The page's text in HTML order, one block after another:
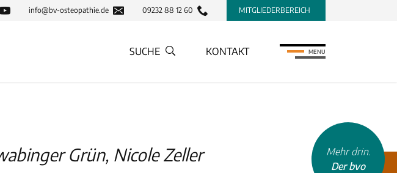
info@bv-osteopathie.de 09232 88 12 60 MITGLIEDERBEREICH
SUCHE KONTAKT MENU
Grün, Nicole Zeller
Mehr drin.
Der bvo